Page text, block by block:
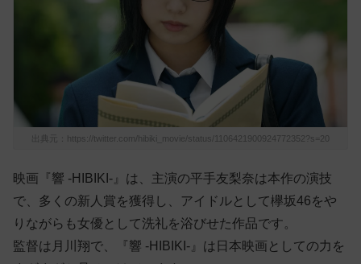
出典元：https://twitter.com/hibiki_movie/status/1106421900924772352?s=20
映画『響 -HIBIKI-』は、主演の平手友梨奈は本作の演技
で、多くの新人賞を獲得し、アイドルとして欅坂46をや
りながらも女優として洗礼を浴びせた作品です。
監督は月川翔で、『響 -HIBIKI-』は日本映画としての力を